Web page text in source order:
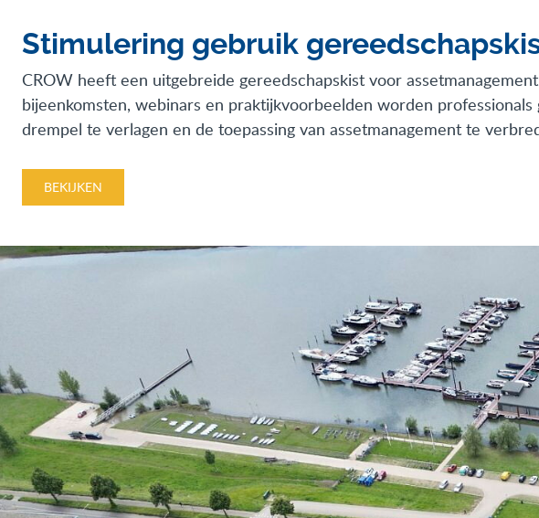
Stimulering gebruik
CROW heeft een uitgebreide gereedschapskist voor
bijeenkomsten, webinars en praktijkvoorbeelden worden
drempel te verlagen en de toepassing van assetmanagement te
BEKIJKEN